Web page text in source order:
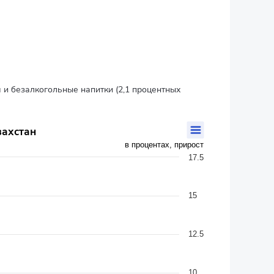
безалкогольные напитки (2,1 процентных
в процентах, прирост
12.5
15
17.5